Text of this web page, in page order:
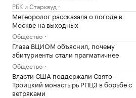
РБК и Старквуд
Метеоролог рассказала о погоде в
Москве на выходных
Общество
Глава ВЦИОМ объяснил, почему
абитуриенты стали прагматичнее
Общество
Власти США поддержали Свято-
Троицкий монастырь РПЦЗ в борьбе с
ветряками